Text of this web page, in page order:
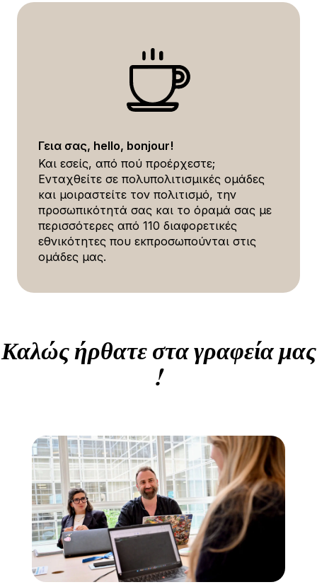
Γεια σας, hello, bonjour!
Και εσείς, από πού προέρχεστε;
Ενταχθείτε σε πολυπολιτισμικές ομάδες
και μοιραστείτε τον πολιτισμό, την
προσωπικότητά σας και το όραμά σας με
περισσότερες από 110 διαφορετικές
εθνικότητες που εκπροσωπούνται στις
ομάδες μας.
Καλώς ήρθατε στα γραφεία μας
!